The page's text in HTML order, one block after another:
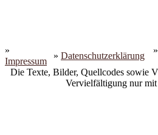
»
Impressum
» Datenschutzerklärung
Die Texte, Bilder, Quellcodes sowie
Vervielfältigung nur